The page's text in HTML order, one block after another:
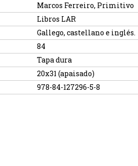
Marcos Ferreiro, Primitivo
Libros LAR
Gallego, castellano e inglés.
84
Tapa dura
20x31 (apaisado)
978-84-127296-5-8